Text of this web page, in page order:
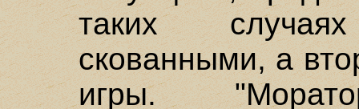
таких
скованными, а
игры.